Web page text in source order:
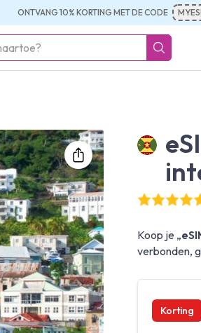
ONTVANG 10% KORTING MET DE CODE
Koop je „
verbonden,
Korting